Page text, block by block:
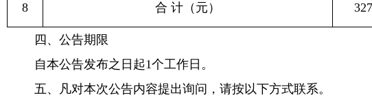
8 合 计（元）
四、公告期限
自本公告发布之日起1个工作日。
五、凡对本次公告内容提出询问，请按以下方式联系。